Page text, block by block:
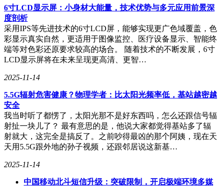
相比，融媒体中心通过多渠道融合传播，实现了资源的最大化
利用；其核心功能是整合多种媒体资源，提升信息传播的效率
与质量，并与受众实现即时互动；判断一个融媒体中心是否成
功，可以从其传播能力、内容质量和用户反馈等多个维度进行
考量；融媒体中心背后的技术支持包括大数据分析、云计算服
务、人工智能辅助等；而未来，融媒体中心将朝着智能化、个
合的产物。它以其独特的优势，在信息传递、内容创造、用户
交互等方面发挥着越来越重要的作用。通过对融媒体中心的深
入了解，我们能够更好地把握信息传播的脉络，在这个信息爆
炸的时代中找到适合自己的信息获取方式。
6寸LCD显示屏：小身材大能量，技术优势与多元应用前景深
度剖析
采用IPS等先进技术的6寸LCD屏，能够实现更广色域覆盖，色
彩显示真实自然，更适用于图像监控、医疗设备显示、智能终
端等对色彩还原要求较高的场合。 随着技术的不断发展，6寸
LCD显示屏将在未来呈现更高清、更智…
2025-11-14
5.5G辐射危害健康？物理学者：比太阳光频率低，基站越密越
安全
我当时听了都愣了，太阳光那不是好东西吗，怎么还跟信号辐
射扯一块儿了？ 最有意思的是，他说大家都觉得基站多了辐
射就大，这完全是搞反了。之前吵得最凶的那个阿姨，现在天
天用5.5G跟外地的孙子视频，还跟邻居说这新基…
2025-11-14
中国移动北斗短信升级：突破限制，开启极端环境多媒